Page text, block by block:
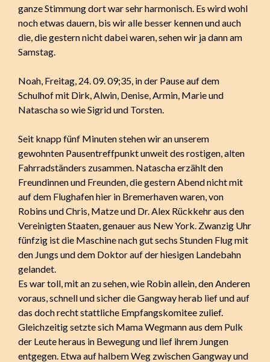
ganze Stimmung dort war sehr harmonisch. Es wird wohl
noch etwas dauern, bis wir alle besser kennen und auch
die, die gestern nicht dabei waren, sehen wir ja dann am
Samstag.
Noah, Freitag, 24. 09. 09;35, in der Pause auf dem
Schulhof mit Dirk, Alwin, Denise, Armin, Marie und
Natascha so wie Sigrid und Torsten.
Seit knapp fünf Minuten stehen wir an unserem
gewohnten Pausentreffpunkt unweit des rostigen, alten
Fahrradständers zusammen. Natascha erzählt den
Freundinnen und Freunden, die gestern Abend nicht mit
auf dem Flughafen hier in Bremerhaven waren, von
Robins und Chris, Matze und Dr. Alex Rückkehr aus den
Vereinigten Staaten, genauer aus New York. Zwanzig Uhr
fünfzig ist die Maschine nach gut sechs Stunden Flug mit
den Jungs und dem Doktor auf der hiesigen Landebahn
gelandet.
Es war toll, mit an zu sehen, wie Robin allein, den Anderen
voraus, schnell und sicher die Gangway herab lief und auf
das doch recht stattliche Empfangskomitee zulief.
Gleichzeitig setzte sich Mama Wegmann aus dem Pulk
der Leute heraus in Bewegung und lief ihrem Jungen
entgegen. Etwa auf halbem Weg zwischen Gangway und